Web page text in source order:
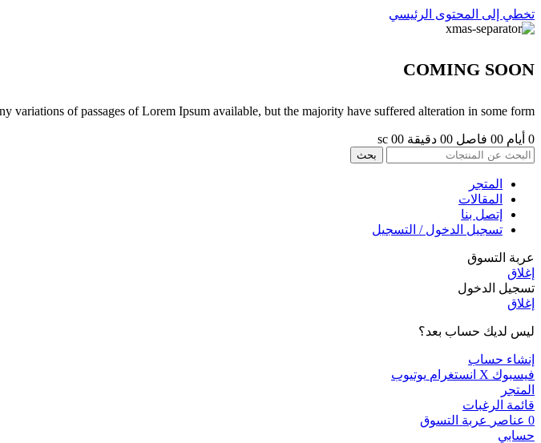
تخطي إلى المحتوى الرئيسي
COMING SOON
variations of passages of Lorem Ipsum available, but the majority have suffered alteration in some form.
0 أيام 00 فاصل 00 دقيقة 00
sc
بحث
المتجر
المقالات
إتصل بنا
تسجيل الدخول / التسجيل
عربة التسوق
إغلاق
تسجيل الدخول
إغلاق
ليس لديك حساب بعد؟
إنشاء حساب
فيسبوك X انستغرام يوتيوب
المتجر
قائمة الرغبات
0 عناصر
عربة التسوق
حسابي